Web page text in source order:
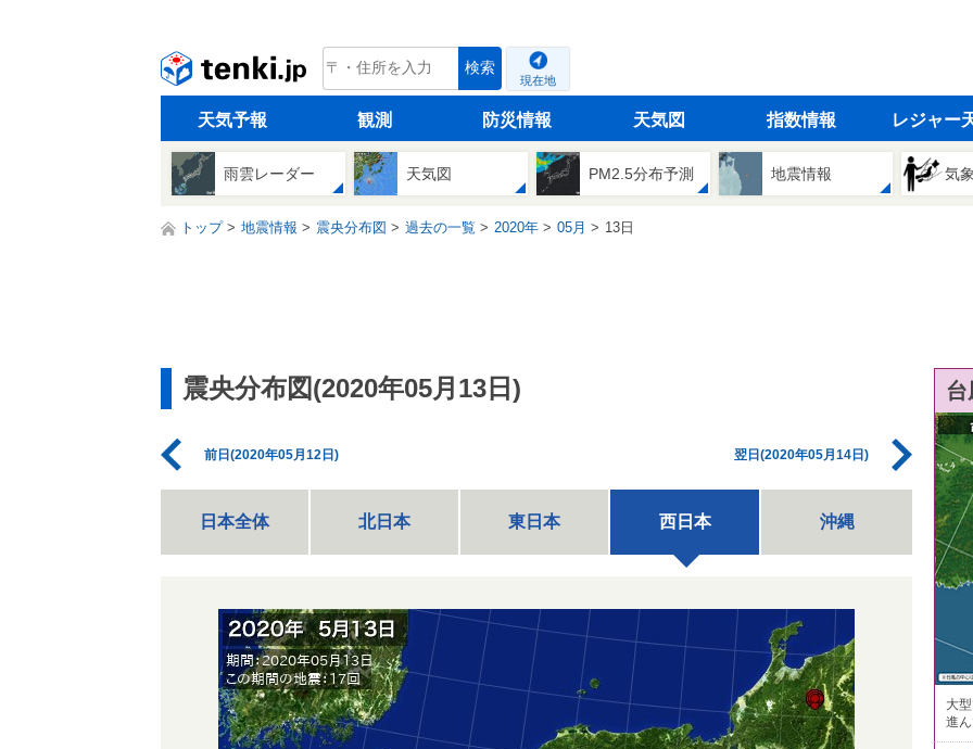
tenki.jp 検索
現在地
天気予報 観測 防災情報 天気図 指数情報 レジャー
雨雲レーダー 天気図 PM2.5分布予測 地震情報 気
トップ 地震情報 震央分布図 過去の一覧 2020年 05月 13日
震央分布図(2020年05月13日)
前日(2020年05月12日) 翌日(2020年05月14日)
日本全体 北日本 東日本 西日本 沖縄
大
進